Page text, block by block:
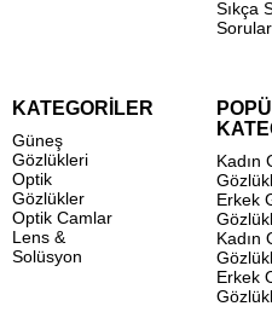
Sıkça
Sorular
KATEGORİLER
Güneş
Gözlükleri
Optik
Gözlükler
Optik Camlar
Lens &
Solüsyon
Kadın
Erkek
Kadın
Erkek